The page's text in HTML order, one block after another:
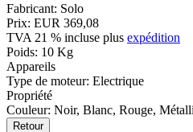
Fabricant: Solo
Prix: EUR 369,08
TVA 21 % incluse plus expédition
Poids: 10 Kg
Appareils
Type de moteur: Electrique
Propriété
Couleur: Noir, Blanc, Rouge,